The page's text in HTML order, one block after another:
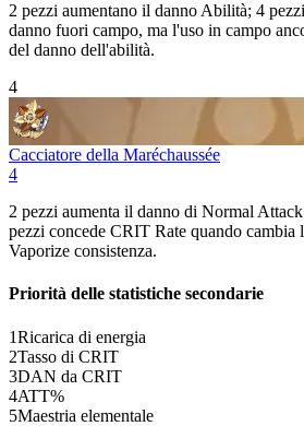
2 pezzi aumentano il danno Abilità; 4
danno fuori campo, ma l'uso in campo
del danno dell'abilità.
4
Cacciatore della Maréchaussée
4
2 pezzi aumenta il danno di Normal Attack
pezzi concede CRIT Rate quando cambia
Vaporize consistenza.
Priorità delle statistiche secondarie
1Ricarica di energia
2Tasso di CRIT
3DAN da CRIT
4ATT%
5Maestria elementale